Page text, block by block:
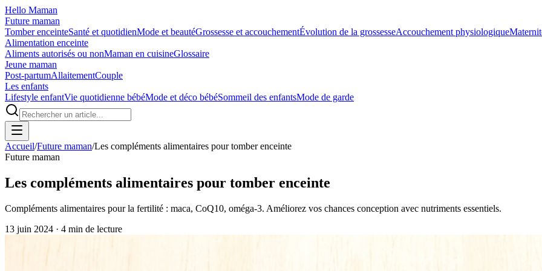
Hello Maman
Future maman
Tomber enceinteSanté et quotidienMode et beautéGrossesse et accouchementÉvolution de la grossesseAccouchement physiologique
Alimentation enceinte
Aliments autorisés ou nonMaman en cuisineGlossaire
Jeune maman
Post-partumAllaitementCouple
Les enfants
Lifestyle enfantVie quotidienne bébéMode et déco bébéSommeil des enfantsMode de garde
Accueil/Future maman/Les compléments alimentaires pour tomber enceinte
Future maman
Les compléments alimentaires pour tomber enceinte
Compléments alimentaires pour la fertilité : maca, CoQ10, oméga-3. Améliorez vos chances conception avec nutriments essentiels.
13 juin 2024 · 4 min de lecture